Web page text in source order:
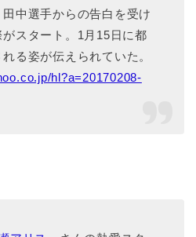
中選手からの告白を受け
スタート。1月15日に都
る姿が伝えられていた。
hl?a=20170208-